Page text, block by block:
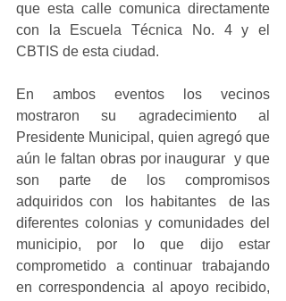
que esta calle comunica directamente
con la Escuela Técnica No. 4 y el
CBTIS de esta ciudad.
En ambos eventos los vecinos
mostraron su agradecimiento al
Presidente Municipal, quien agregó que
aún le faltan obras por inaugurar  y que
son parte de los compromisos
adquiridos con  los habitantes  de las
diferentes colonias y comunidades del
municipio, por lo que dijo estar
comprometido a continuar trabajando
en correspondencia al apoyo recibido,